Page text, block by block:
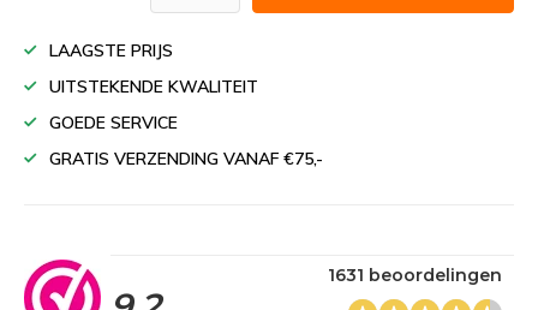
LAAGSTE PRIJS
UITSTEKENDE KWALITEIT
GOEDE SERVICE
GRATIS VERZENDING VANAF €75,-
1631 beoordelingen